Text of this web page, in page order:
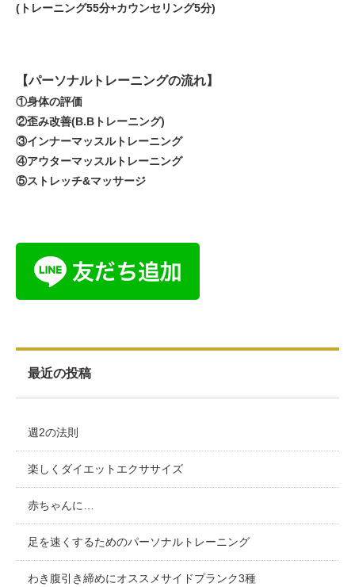
(トレーニング55分+カウンセリング5分)
【パーソナルトレーニングの流れ】
①身体の評価
②歪み改善(B.Bトレーニング)
③インナーマッスルトレーニング
④アウターマッスルトレーニング
⑤ストレッチ&マッサージ
最近の投稿
週2の法則
楽しくダイエットエクササイズ
赤ちゃんに…
足を速くするためのパーソナルトレーニング
わき腹引き締めにオススメサイドプランク3種